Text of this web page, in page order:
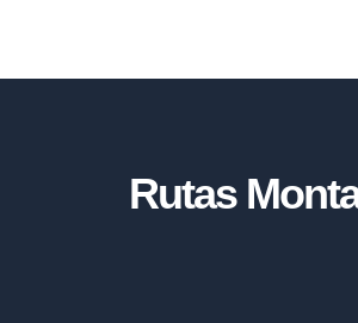
Rutas